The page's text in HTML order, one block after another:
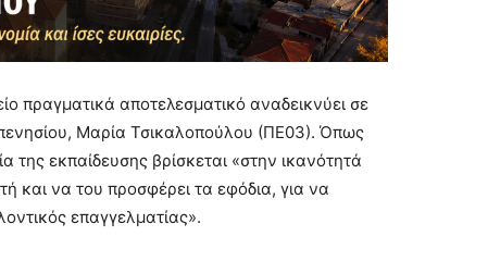
πραγματικά αποτελεσματικό αναδεικνύει σε
Μαρία Τσικαλοπούλου (ΠΕ03). Όπως
της εκπαίδευσης βρίσκεται «στην ικανότητά
και να του προσφέρει τα εφόδια, για να
επαγγελματίας».